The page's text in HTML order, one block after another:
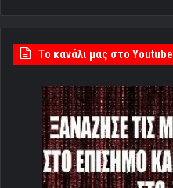
Tο κανάλι μας στο Youtube